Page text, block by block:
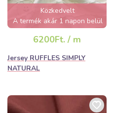
Közkedvelt
A termék akár 1 napon belül
elfogyhat!
6200Ft. / m
Jersey RUFFLES SIMPLY
NATURAL